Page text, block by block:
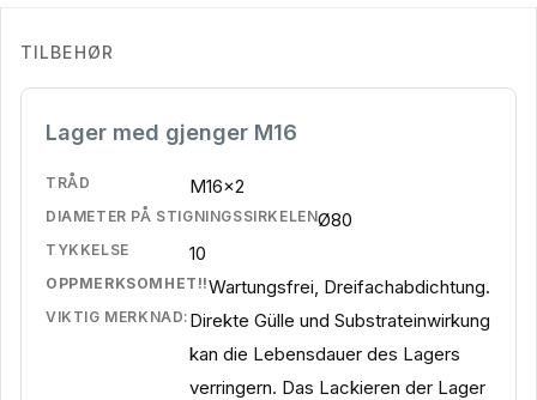
TILBEHØR
Lager med gjenger M16
TRÅD M16x2
DIAMETER PÅ STIGNINGSSIRKELENØ80
TYKKELSE 10
OPPMERKSOMHET!!Wartungsfrei, Dreifachabdichtung.
VIKTIG MERKNAD: Direkte Gülle und Substrateinwirkung
kan die Lebensdauer des Lagers
verringern. Das Lackieren der Lager